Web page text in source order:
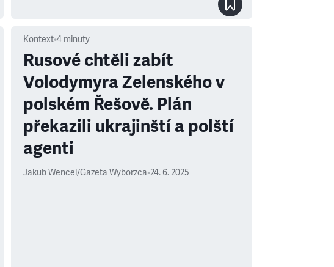
Kontext•4 minuty
Rusové chtěli zabít
Volodymyra Zelenského v
polském Řešově. Plán
překazili ukrajinští a polští
agenti
Jakub Wencel/Gazeta Wyborzca•24. 6. 2025